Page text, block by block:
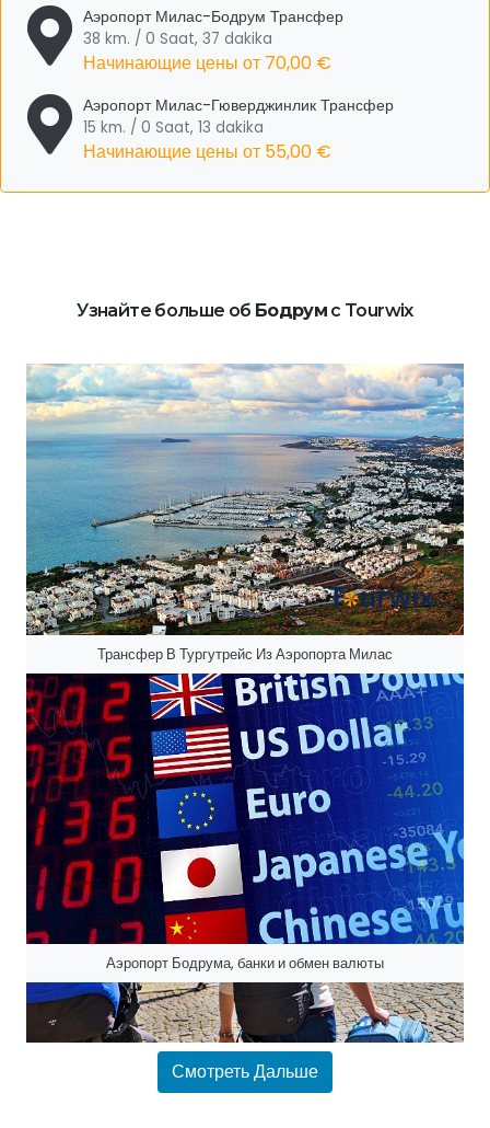
Аэропорт Милас-Бодрум Трансфер
38 km. / 0 Saat, 37 dakika
Начинающие цены от 70,00 €
Аэропорт Милас-Гюверджинлик Трансфер
15 km. / 0 Saat, 13 dakika
Начинающие цены от 55,00 €
Узнайте больше об Бодрум с Tourwix
Трансфер В Тургутрейс Из Аэропорта Милас
Аэропорт Бодрума, банки и обмен валюты
Смотреть Дальше